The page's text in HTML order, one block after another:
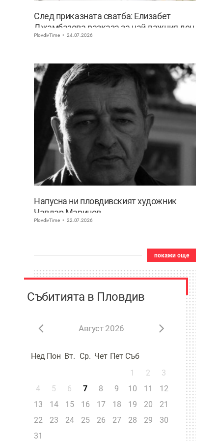
След приказната сватба: Елизабет
Джамбазова разказа за най-важния ден
в живота си
PlovdivTime 24.07.2026
Напусна ни пловдивският художник
Чавдар Маринов
PlovdivTime 22.07.2026
покажи още
Събитията в Пловдив
Август 2026
Нед Пон Вт. Ср. Чет Пет Съб
1
2
3
4
5 6 7 8 9 10 11
12
13
14 15 16 17 18 19 20
21
22
23 24 25 26 27 28 29
30
31